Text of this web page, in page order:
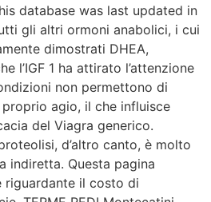
database was last updated in
gli altri ormoni anabolici, i cui
dimostrati DHEA,
l’IGF 1 ha attirato l’attenzione
non permettono di
agio, il che influisce
del Viagra generico.
d’altro canto, è molto
indiretta. Questa pagina
riguardante il costo di